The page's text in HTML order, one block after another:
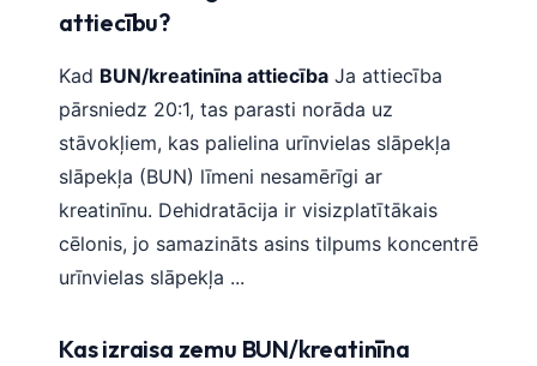
attiecību?
Kad BUN/kreatinīna attiecība Ja attiecība
pārsniedz 20:1, tas parasti norāda uz
stāvokļiem, kas palielina urīnvielas slāpekļa
slāpekļa (BUN) līmeni nesamērīgi ar
kreatinīnu. Dehidratācija ir visizplatītākais
cēlonis, jo samazināts asins tilpums koncentrē
urīnvielas slāpekļa ...
Kas izraisa zemu BUN/kreatinīna